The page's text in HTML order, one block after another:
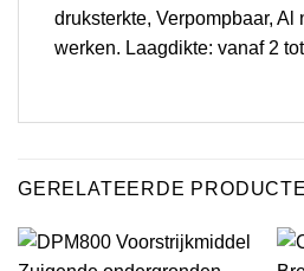
druksterkte, Verpompbaar, Al
werken. Laagdikte: vanaf 2
GERELATEERDE